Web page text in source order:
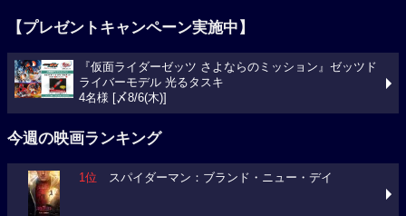
【プレゼントキャンペーン実施中】
『仮面ライダーゼッツ さよならのミッション』ゼッツド
ライバーモデル 光るタスキ
4名様 [〆8/6(木)]
今週の映画ランキング
1位 スパイダーマン：ブランド・ニュー・デイ